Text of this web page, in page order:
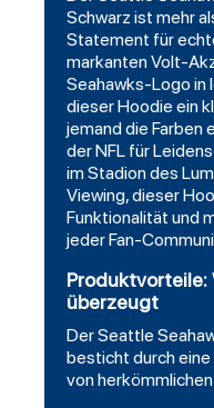
Schwarz ist mehr
Statement für
markanten Volt-
Seahawks-Logo in
dieser Hoodie ein
jemand die Farben
der NFL für
im Stadion des
Viewing, dieser
Funktionalität und
jeder Fan-
Produktvorteile:
überzeugt
Der Seattle
besticht durch eine
von